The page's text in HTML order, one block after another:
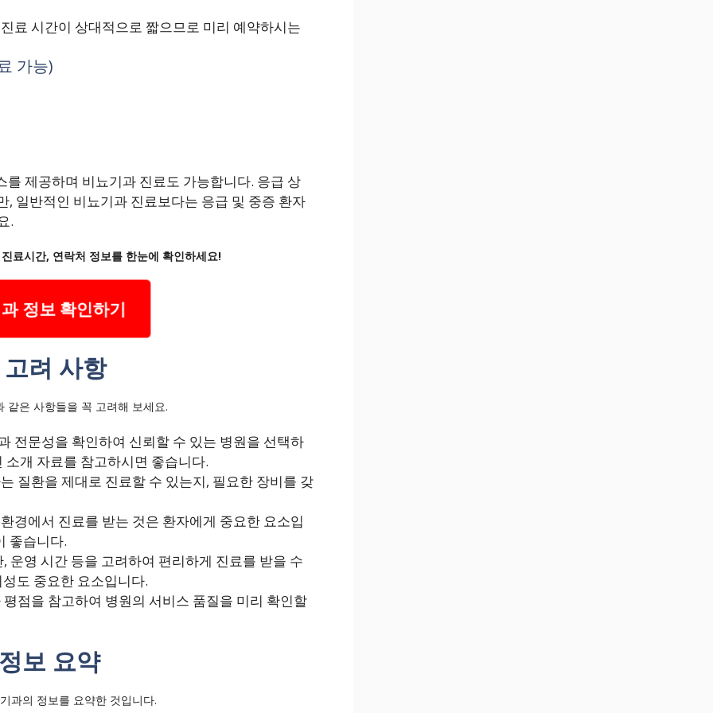
료 시간이 상대적으로 짧으므로 미리 예약하시는
가능)
제공하며 비뇨기과 진료도 가능합니다. 응급 상
, 일반적인 비뇨기과 진료보다는 응급 및 중증 환자
.
료시간, 연락처 정보를 한눈에 확인하세요!
정보 확인하기
려 사항
같은 사항들을 꼭 고려해 보세요.
전문성을 확인하여 신뢰할 수 있는 병원을 선택하
개 자료를 참고하시면 좋습니다.
질환을 제대로 진료할 수 있는지, 필요한 장비를 갖
경에서 진료를 받는 것은 환자에게 중요한 요소입
좋습니다.
운영 시간 등을 고려하여 편리하게 진료를 받을 수
도 중요한 요소입니다.
점을 참고하여 병원의 서비스 품질을 미리 확인할
보 요약
과의 정보를 요약한 것입니다.